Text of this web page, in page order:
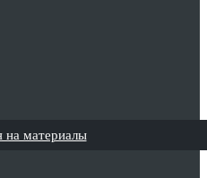
на материалы